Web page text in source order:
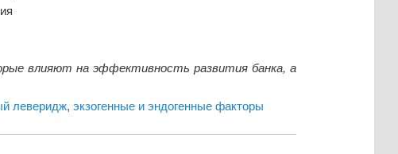
влияют на эффективность развития банка, а
леверидж, экзогенные и эндогенные факторы